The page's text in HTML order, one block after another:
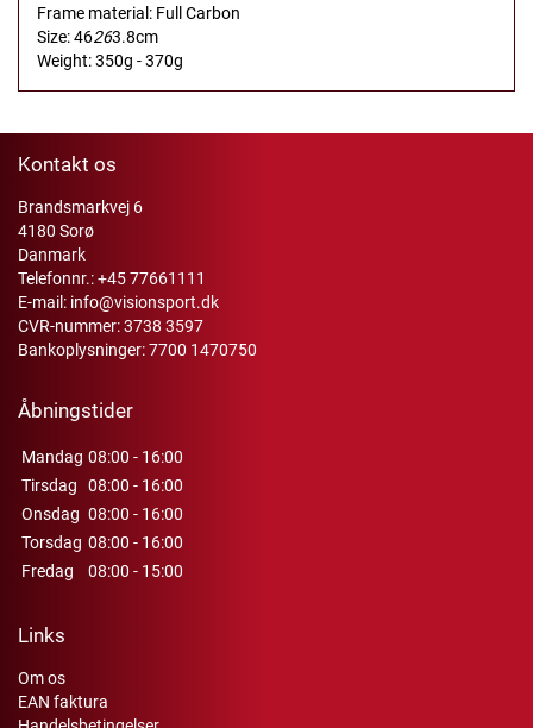
Frame material: Full Carbon
Size: 46263.8cm
Weight: 350g - 370g
Kontakt os
Brandsmarkvej 6
4180 Sorø
Danmark
Telefonnr.:+45 77661111
E-mail: info@visionsport.dk
CVR-nummer: 3738 3597
Bankoplysninger: 7700 1470750
Åbningstider
Mandag 08:00 - 16:00
Tirsdag
08:00 - 16:00
Onsdag 08:00 - 16:00
Torsdag 08:00 - 16:00
Fredag
08:00 - 15:00
Links
Om os
EAN faktura